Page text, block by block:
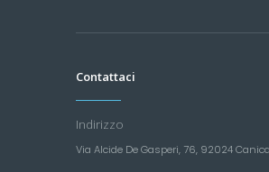
Contattaci
Indirizzo
Via Alcide De Gasperi, 76, 92024